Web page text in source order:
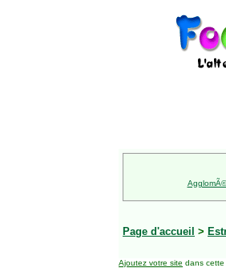
Page d'accueil >
Ajoutez votre site dans cette